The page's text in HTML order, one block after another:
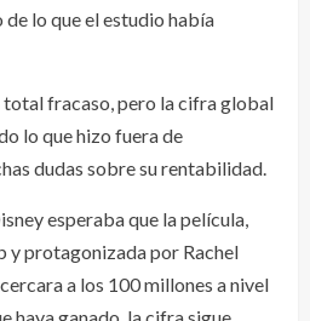
lo que el estudio había
total fracaso, pero la cifra global
lo que hizo fuera de
dudas sobre su rentabilidad.
esperaba que la película,
protagonizada por Rachel
a los 100 millones a nivel